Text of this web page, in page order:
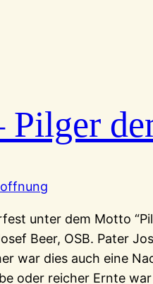
Pilger
unter dem Motto
Beer, OSB. Pater
war dies auch eine
oder reicher Ernte